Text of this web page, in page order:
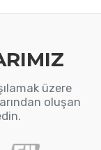
üzere
oluşan